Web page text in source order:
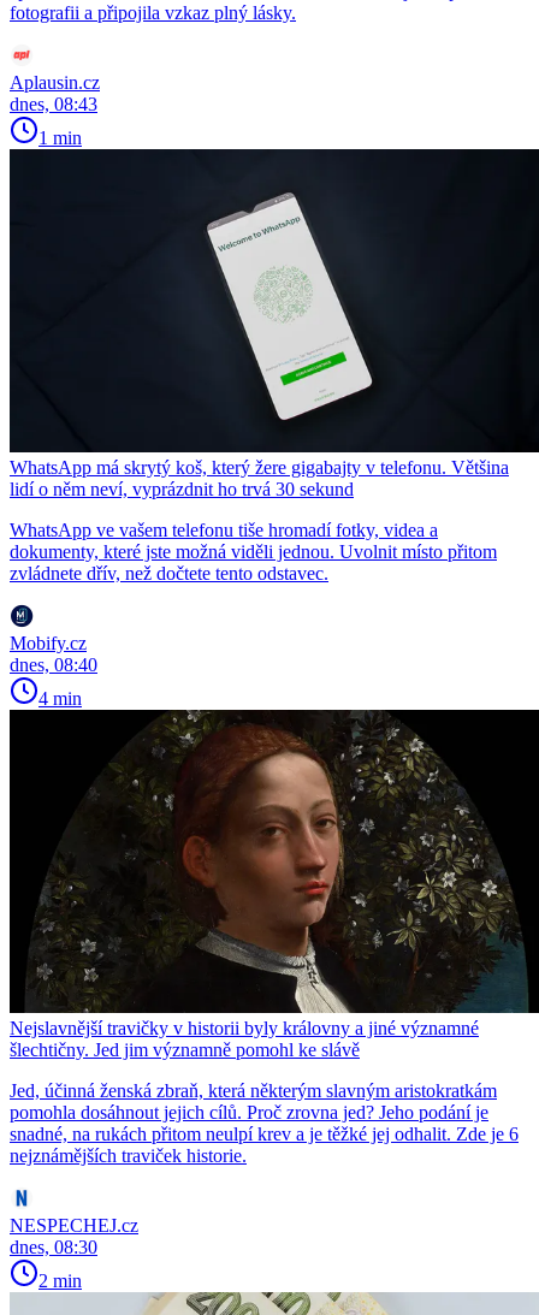
fotografii a připojila vzkaz plný lásky.
Aplausin.cz
dnes, 08:43
1 min
WhatsApp má skrytý koš, který žere gigabajty v telefonu. Většina
lidí o něm neví, vyprázdnit ho trvá 30 sekund
WhatsApp ve vašem telefonu tiše hromadí fotky, videa a
dokumenty, které jste možná viděli jednou. Uvolnit místo přitom
zvládnete dřív, než dočtete tento odstavec.
Mobify.cz
dnes, 08:40
4 min
Nejslavnější travičky v historii byly královny a jiné významné
šlechtičny. Jed jim významně pomohl ke slávě
Jed, účinná ženská zbraň, která některým slavným aristokratkám
pomohla dosáhnout jejich cílů. Proč zrovna jed? Jeho podání je
snadné, na rukách přitom neulpí krev a je těžké jej odhalit. Zde je 6
nejznámějších traviček historie.
NESPECHEJ.cz
dnes, 08:30
2 min